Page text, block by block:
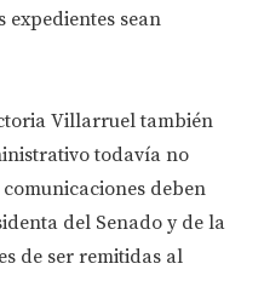
expedientes sean
Villarruel también
todavía no
deben
del Senado y de la
de ser remitidas al